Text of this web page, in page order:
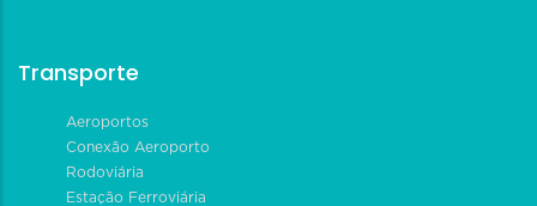
Transporte
Aeroportos
Conexão Aeroporto
Rodoviária
Estação Ferroviária